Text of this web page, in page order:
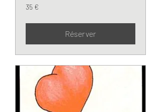
35
euros
35 €
Réserver